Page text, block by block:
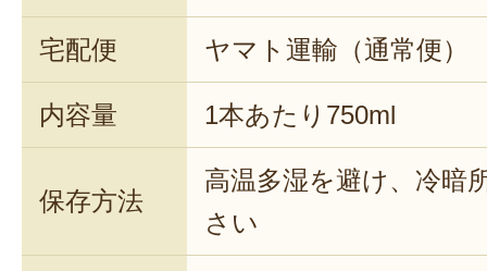
宅配便 ヤマト運輸（通常便）
内容量 1本あたり750ml
保存方法
高温多湿を避け、冷暗
さい